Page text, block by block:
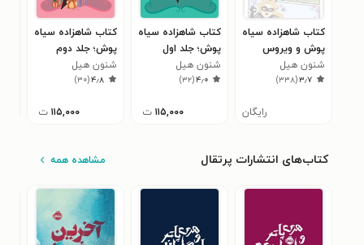
کتاب شاهزاده سیاه
پوش و ویروس
کرونا
شنون هیل
۳٫۷(۳۳۸)
رایگان
کتاب شاهزاده سیا‌ه
پوش؛ جلد اول
شنون هیل
۴٫۰(۳۲)
۱۱۵,۰۰۰ ت
کتاب شاهزاده سیاه
پوش؛ جلد دوم
شنون هیل
۴٫۸(۳۰)
۱۱۵,۰۰۰ ت
کتاب‌های انتشارات پرتقال مشاهده همه